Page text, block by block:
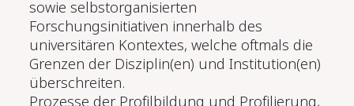
sowie selbstorganisierten
Forschungsinitiativen innerhalb des
universitären Kontextes, welche oftmals die
Grenzen der Disziplin(en) und Institution(en)
überschreiten.
Prozesse der Profilbildung und Profilierung,